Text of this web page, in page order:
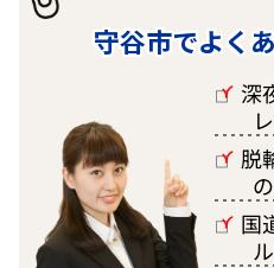
守谷市でよく
□
深
□
脱
□
国